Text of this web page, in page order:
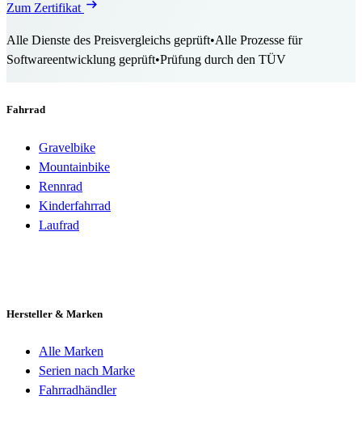
Zum Zertifikat
Alle Dienste des Preisvergleichs geprüft•Alle Prozesse für
Softwareentwicklung geprüft•Prüfung durch den TÜV
Fahrrad
Gravelbike
Mountainbike
Rennrad
Kinderfahrrad
Laufrad
Hersteller & Marken
Alle Marken
Serien nach Marke
Fahrradhändler